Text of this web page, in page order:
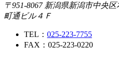
〒951-8067 新潟県新潟市中央
町通ビル４Ｆ
TEL： 025-223-7755
FAX：025-223-0220